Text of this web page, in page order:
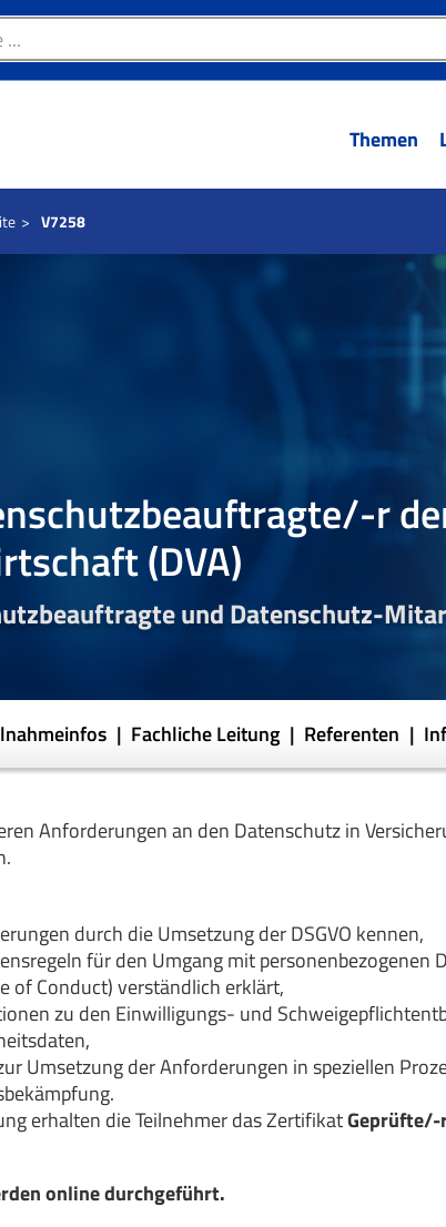
Themen
> V7258
r
(DVA)
und Datenschutz-
Fachliche Leitung Referenten
Anforderungen an den Datenschutz in
durch die Umsetzung der DSGVO kennen,
für den Umgang mit personenbezogenen
of Conduct) verständlich erklärt,
zu den Einwilligungs- und
Umsetzung der Anforderungen in speziellen
erhalten die Teilnehmer das ZertifikatGeprüfte/-
online durchgeführt.